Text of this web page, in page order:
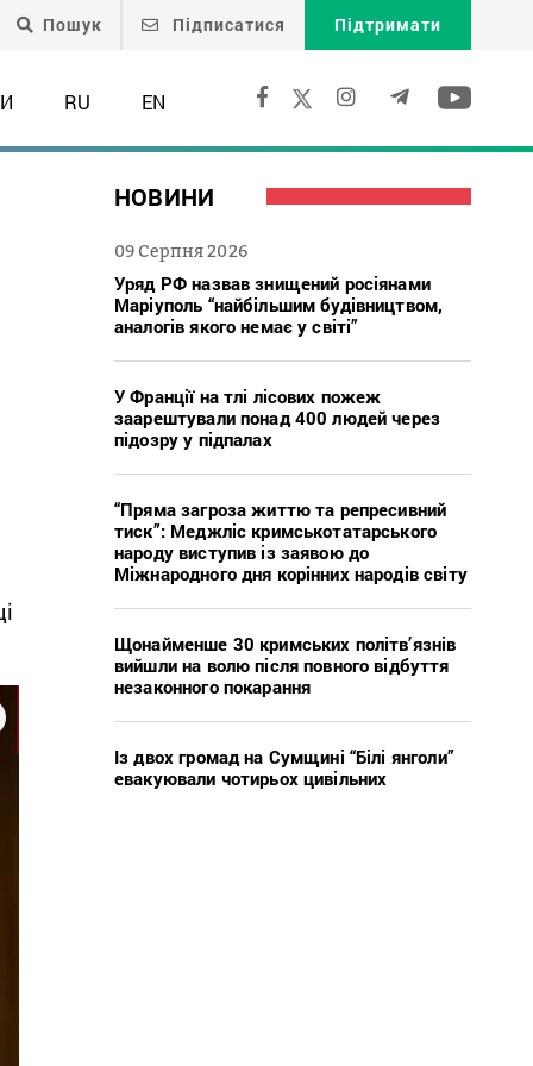
Пошук Підписатися Підтримати
RU EN
НОВИНИ
09 Серпня 2026
Уряд РФ назвав знищений росіянами
Маріуполь “найбільшим будівництвом,
аналогів якого немає у світі”
У Франції на тлі лісових пожеж
заарештували понад 400 людей через
підозру у підпалах
“Пряма загроза життю та репресивний
тиск”: Меджліс кримськотатарського
народу виступив із заявою до
Міжнародного дня корінних народів світу
Щонайменше 30 кримських політв’язнів
вийшли на волю після повного відбуття
незаконного покарання
Із двох громад на Сумщині “Білі янголи”
евакуювали чотирьох цивільних